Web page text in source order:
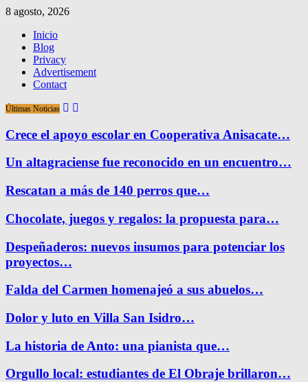
8 agosto, 2026
Inicio
Blog
Privacy
Advertisement
Contact
Últimas Noticias
Crece el apoyo escolar en Cooperativa Anisacate…
Un altagraciense fue reconocido en un encuentro…
Rescatan a más de 140 perros que…
Chocolate, juegos y regalos: la propuesta para…
Despeñaderos: nuevos insumos para potenciar los
proyectos…
Falda del Carmen homenajeó a sus abuelos…
Dolor y luto en Villa San Isidro…
La historia de Anto: una pianista que…
Orgullo local: estudiantes de El Obraje brillaron…